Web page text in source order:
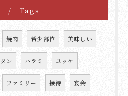
Tags
焼肉 希少部位 美味しい
タン ハラミ ユッケ
ファミリー 接待 宴会